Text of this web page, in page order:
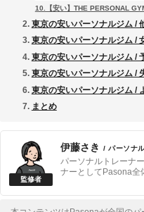
10.【安い】THE PERSONAL
東京の安いパーソナルジム /
東京の安いパーソナルジム /
東京の安いパーソナルジム /
東京の安いパーソナルジム /
東京の安いパーソナルジム /
まとめ
伊藤さき / パーソナ
パーソナルトレーナ
ナーとしてPasona全